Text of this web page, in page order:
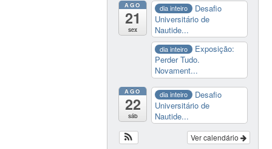
AGO
21
sex
dia inteiro
Desafio
Universitário de
Nautide...
dia inteiro
Exposição:
Perder Tudo.
Novament...
AGO
22
sáb
dia inteiro
Desafio
Universitário de
Nautide...
Ver calendário